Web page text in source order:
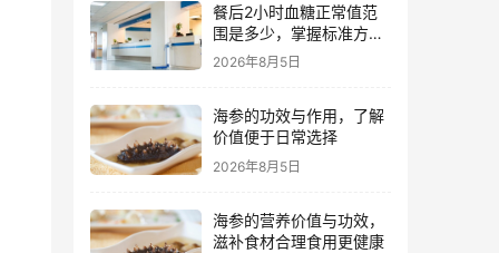
餐后2小时血糖正常值范
围是多少，掌握标准方便
监测
2026年8月5日
海参的功效与作用，了解
价值便于日常选择
2026年8月5日
海参的营养价值与功效，
滋补食材合理食用更健康